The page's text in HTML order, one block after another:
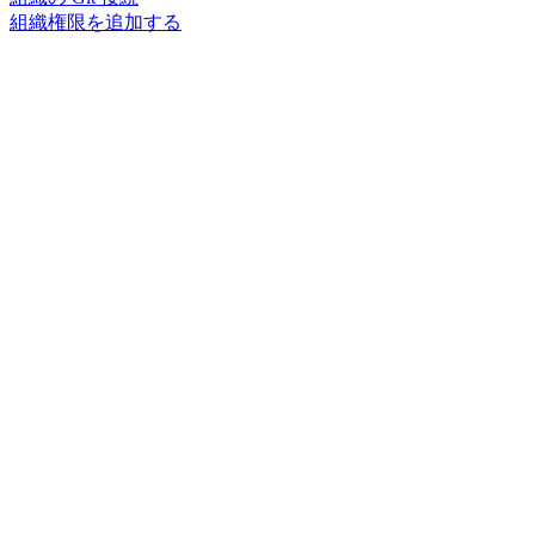
組織権限を追加する